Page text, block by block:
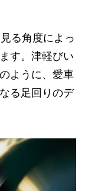
る角度によっ
す。津軽びい
ように、愛車
る足回りのデ